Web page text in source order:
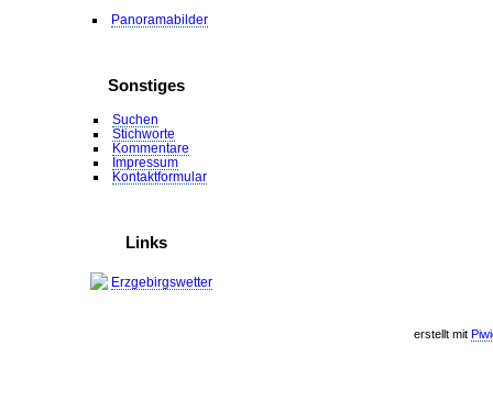
Panoramabilder
Sonstiges
Suchen
Stichworte
Kommentare
Impressum
Kontaktformular
Links
Erzgebirgswetter
erstellt mit